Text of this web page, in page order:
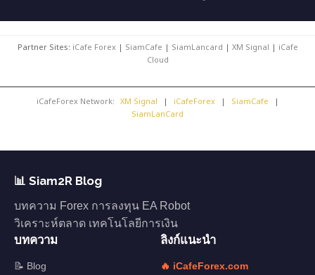
Partner Sites: iCafe Forex| SiamCafe | SiamLancard | XM Signal | iCafe
Cloud
iCafeForex Network: XM Signal | iCafeForex | SiamCafe
|
SiamLanCard
📊 Siam2R Blog
บทความ Forex การลงทุน EA Robot
วิเคราะห์ตลาด เทคโนโลยีการเงิน
บทความ
📝 Blog
ลิงก์แนะนำ
🔥 iCafeForex.com